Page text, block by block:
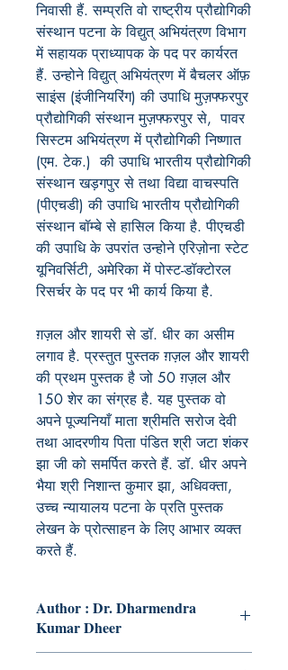
निवासी हैं. सम्प्रति वो राष्ट्रीय प्रौद्योगिकी
संस्थान पटना के विद्युत् अभियंत्रण विभाग
में सहायक प्राध्यापक के पद पर कार्यरत
हैं. उन्होने विद्युत् अभियंत्रण में बैचलर ऑफ़
साइंस (इंजीनियरिंग) की उपाधि मुज़फ्फरपुर
प्रौद्योगिकी संस्थान मुज़फ्फरपुर से,पावर
सिस्टम अभियंत्रण में प्रौद्योगिकी निष्णात
(एम. टेक.) की उपाधि भारतीय प्रौद्योगिकी
संस्थान खड़गपुर से तथा विद्या वाचस्पति
(पीएचडी) की उपाधि भारतीय प्रौद्योगिकी
संस्थान बॉम्बे से हासिल किया है. पीएचडी
की उपाधि के उपरांत उन्होने एरिज़ोना स्टेट
यूनिवर्सिटी, अमेरिका में पोस्ट-डॉक्टोरल
रिसर्चर के पद पर भी कार्य किया है.
ग़ज़ल और शायरी से डॉ. धीर का असीम
लगाव है. प्रस्तुत पुस्तक ग़ज़ल और शायरी
की प्रथम पुस्तक है जो 50ग़ज़ल और
150शेर का संग्रह है. यह पुस्तक वो
अपने पूज्यनियाँ माता श्रीमति सरोज देवी
तथा आदरणीय पिता पंडित श्री जटा शंकर
झा जी को समर्पित करते हैं. डॉ. धीर अपने
भैया श्री निशान्त कुमार झा, अधिवक्ता,
उच्च न्यायालय पटना के प्रति पुस्तक
लेखन के प्रोत्साहन के लिए आभार व्यक्त
करते हैं.
Author : Dr. Dharmendra
Kumar Dheer